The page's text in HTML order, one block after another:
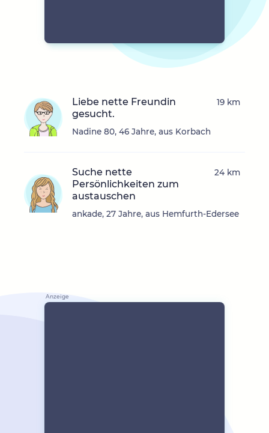
Liebe nette Freundin
gesucht.
Nadine 80, 46 Jahre, aus Korbach
19 km
Suche nette
Persönlichkeiten zum
austauschen
ankade, 27 Jahre, aus Hemfurth-Edersee
24 km